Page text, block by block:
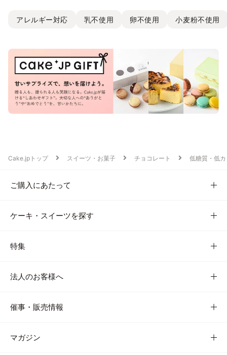
アレルギー対応 乳不使用 卵不使用 小麦粉不使用
Cake.jpトップ スイーツ・お菓子 チョコレート 低糖質・低
ご購入にあたって
ケーキ・スイーツを探す
特集
法人のお客様へ
催事・販売情報
マガジン